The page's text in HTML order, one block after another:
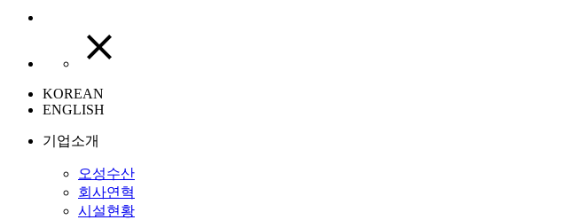
KOREAN
ENGLISH
기업소개
오성수산
회사연혁
시설현황